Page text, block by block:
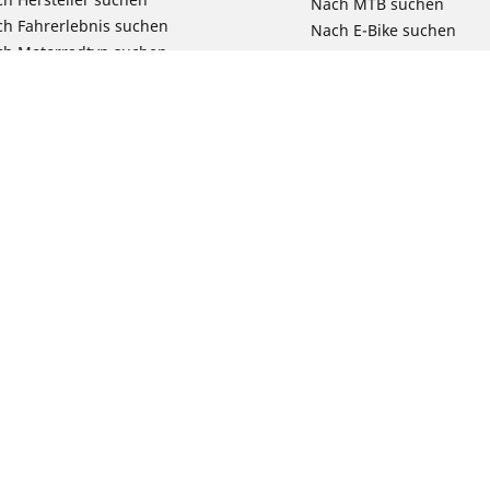
Fahrerlebnis suchen
Motorradtyp suchen
Nach E-Bike suchen